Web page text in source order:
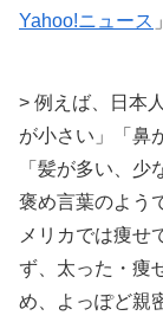
Yahoo!ニュース 」
> 例えば、日本
が小さい」「鼻
「髪が多い、
褒め言葉のよう
メリカでは痩せ
ず、太った・痩
め、よっぽど親